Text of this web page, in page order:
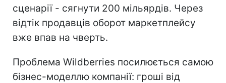
сценарії - сягнути 200 мільярдів. Через
відтік продавців оборот маркетплейсу
вже впав на чверть.
Проблема Wildberries посилюється самою
бізнес-моделлю компанії: гроші від